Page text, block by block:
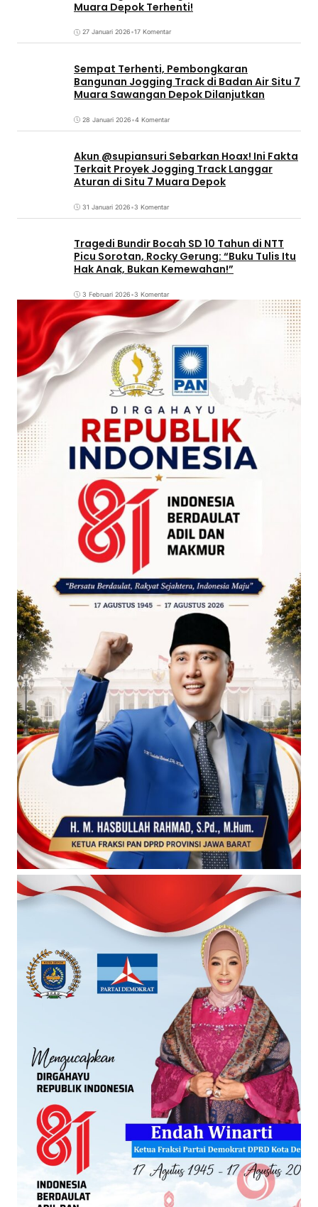
Muara Depok Terhenti!
27 Januari 2026•17 Komentar
Sempat Terhenti, Pembongkaran
Bangunan Jogging Track di Badan Air Situ 7
Muara Sawangan Depok Dilanjutkan
28 Januari 2026•4 Komentar
Akun @supiansuri Sebarkan Hoax! Ini Fakta
Terkait Proyek Jogging Track Langgar
Aturan di Situ 7 Muara Depok
31 Januari 2026•3 Komentar
Tragedi Bundir Bocah SD 10 Tahun di NTT
Picu Sorotan, Rocky Gerung: “Buku Tulis Itu
Hak Anak, Bukan Kemewahan!”
3 Februari 2026•3 Komentar